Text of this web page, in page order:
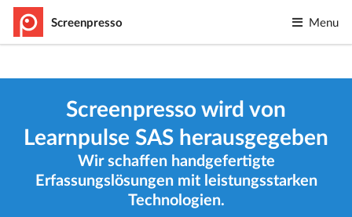
Screenpresso Menu
Screenpresso wird von
Learnpulse SAS herausgegeben
Wir schaffen handgefertigte
Erfassungslösungen mit leistungsstarken
Technologien.